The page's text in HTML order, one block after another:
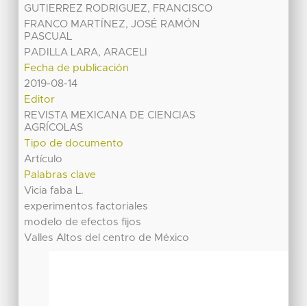
GUTIERREZ RODRIGUEZ, FRANCISCO
FRANCO MARTÍNEZ, JOSÉ RAMÓN
PASCUAL
PADILLA LARA, ARACELI
Fecha de publicación
2019-08-14
Editor
REVISTA MEXICANA DE CIENCIAS
AGRÍCOLAS
Tipo de documento
Artículo
Palabras clave
Vicia faba L.
experimentos factoriales
modelo de efectos fijos
Valles Altos del centro de México